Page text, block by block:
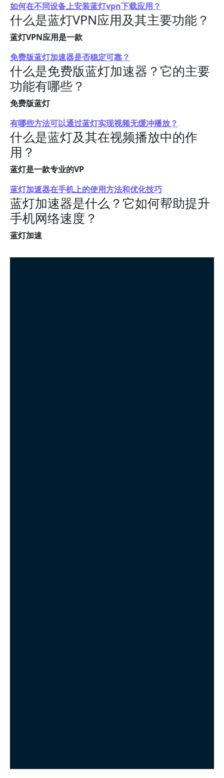
如何在不同设备上安装蓝灯vpn下载应用？
什么是蓝灯VPN应用及其主要功能？
蓝灯VPN应用是一款
免费版蓝灯加速器是否稳定可靠？
什么是免费版蓝灯加速器？它的主要
功能有哪些？
免费版蓝灯
有哪些方法可以通过蓝灯实现视频无缓冲播放？
什么是蓝灯及其在视频播放中的作
用？
蓝灯是一款专业的VP
蓝灯加速器在手机上的使用方法和优化技巧
蓝灯加速器是什么？它如何帮助提升
手机网络速度？
蓝灯加速